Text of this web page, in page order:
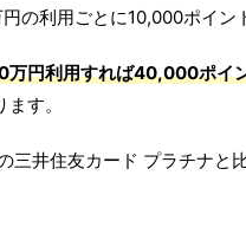
の利用ごとに10,000ポイン
万円利用すれば40,000ポイ
す。
三井住友カード プラチナと